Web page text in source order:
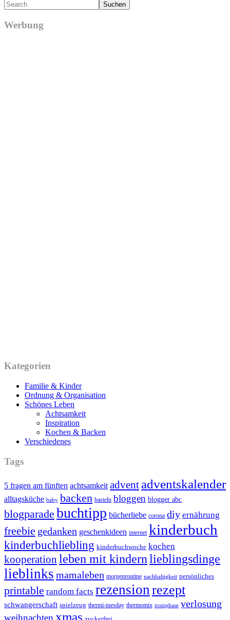
Search
Werbung
Kategorien
Familie & Kinder
Ordnung & Organisation
Schönes Leben
Achtsamkeit
Inspiration
Kochen & Backen
Verschiedenes
Tags
5 fragen am fünften achtsamkeit advent adventskalender
alltagsküche baby backen basteln bloggen blogger abc
blogparade buchtipp bücherliebe corona diy ernährung
freebie gedanken geschenkideen internet kinderbuch
kinderbuchliebling kinderbuchwoche kochen
kooperation leben mit kindernlieblingsdinge
lieblinks mamaleben morgenroutine nachhaltigkeit persönliches
printable random facts rezensionrezept
schwangerschaft spielzeug thermi-tuesday thermomix trotzphase verlosung
xmas